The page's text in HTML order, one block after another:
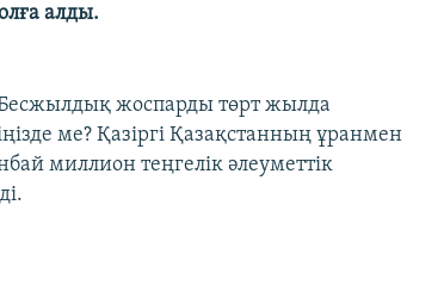
алды.
жоспарды төрт жылда
ме? Қазіргі Қазақстанның ұранмен
миллион теңгелік әлеуметтік